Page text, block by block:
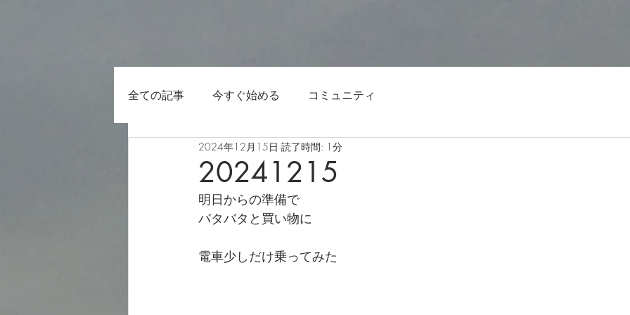
全ての記事 今すぐ始める コミュニティ
20241215
2024年12月15日 読了時間: 1分
明日からの準備で
バタバタと買い物に
電車少しだけ乗ってみた